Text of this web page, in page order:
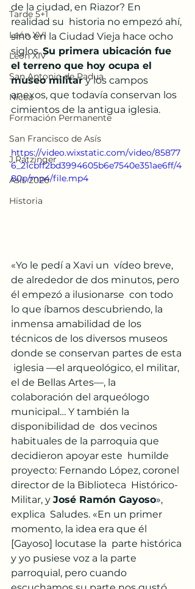
Tarde 5+1
León XVI
León XIV
San Antonio de Padua
Nicea
Formación Permanente
San Francisco de Asís
J.Ratzinger
Asís 2026
Historia
de la ciudad, en Riazor? En
realidad su  historia no empezó ahí,
sino en la Ciudad Vieja hace ocho
siglos. Su primera ubicación fue
el terreno que hoy ocupa el
museo militar y los campos
anexos, que todavía conservan los
cimientos de la antigua iglesia.
https://video.wixstatic.com/video/85877
6_21cbff2bd3994605b6e7540e351ae6ff/4
80p/mp4/file.mp4
«Yo le pedí a Xavi un  vídeo breve,
de alrededor de dos minutos, pero
él empezó a ilusionarse  con todo
lo que íbamos descubriendo, la
inmensa amabilidad de los
técnicos de los diversos museos
donde se conservan partes de esta
iglesia —el arqueológico, el militar,
el de Bellas Artes—, la
colaboración del arqueólogo
municipal… Y también la
disponibilidad de  dos vecinos
habituales de la parroquia que
decidieron apoyar este  humilde
proyecto: Fernando López, coronel
director de la Biblioteca  Histórico-
Militar, y José Ramón Gayoso»,
explica  Saludes. «En un primer
momento, la idea era que él
[Gayoso] locutase la  parte histórica
y yo pusiese voz a la parte
parroquial, pero cuando